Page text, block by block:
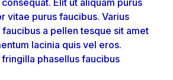
Elit ut aliquam purus
vitae purus faucibus. Varius
a pellen tesque sit amet
lacinia quis vel eros.
phasellus faucibus